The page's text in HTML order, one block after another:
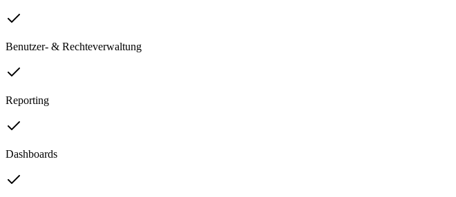
Benutzer- & Rechteverwaltung
Reporting
Dashboards